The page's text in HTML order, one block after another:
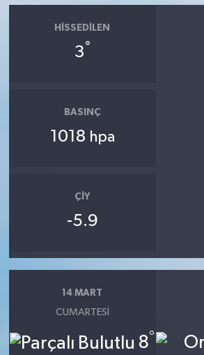
HISSEDILEN
3°
BASINÇ
1018 hpa
ÇIY
-5.9
14 MART
CUMARTESI
8°